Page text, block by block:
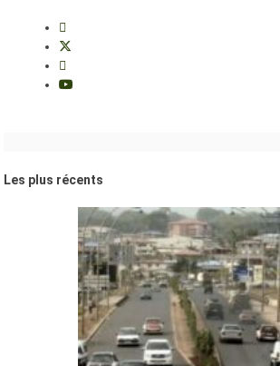
Les plus récents